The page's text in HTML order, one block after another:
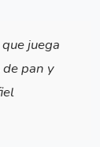
juega
pan y